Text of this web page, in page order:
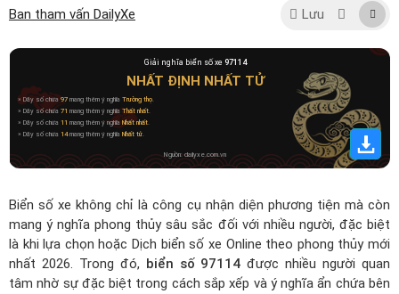
Ban tham vấn DailyXe Lưu
Giải nghĩa biển số xe 97114
NHẤT ĐỊNH NHẤT TỬ
» Dãy số chứa97 mang thêm ý nghĩa Trường thọ.
» Dãy số chứa 71 mang thêm ý nghĩaThất nhất.
» Dãy số chứa 11 mang thêm ý nghĩaNhất nhất.
» Dãy số chứa 14mang thêm ý nghĩa Nhất tử.
Nguồn: dailyxe.com.vn
Biển số xe không chỉ là công cụ nhận diện phương tiện mà còn
mang ý nghĩa phong thủy sâu sắc đối với nhiều người, đặc biệt
là khi lựa chọn hoặcDịch biển số xe Online theo phong thủy mới
nhất 2026. Trong đó, biển số 97114 được nhiều người quan
tâm nhờ sự đặc biệt trong cách sắp xếp và ý nghĩa ẩn chứa bên